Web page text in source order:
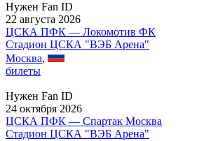
Нужен Fan ID
22 августа 2026
ЦСКА ПФК — Локомотив ФК
Стадион ЦСКА "ВЭБ Арена"
Москва,
билеты
Нужен Fan ID
24 октября 2026
ЦСКА ПФК — Спартак Москва
Стадион ЦСКА "ВЭБ Арена"